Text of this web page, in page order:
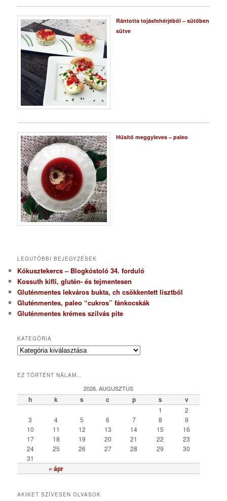
Rántotta tojásfehérjéből – sütőben
sütve
Hűsítő meggyleves – paleo
LEGUTÓBBI BEJEGYZÉSEK
Kókusztekercs – Blogkóstoló 34. forduló
Kossuth kifli, glutén- és tejmentesen
Gluténmentes lekváros bukta, ch csökkentett lisztből
Gluténmentes, paleo “cukros” fánkocskák
Gluténmentes krémes szilvás pite
KATEGÓRIA
K
e
r
EZ TÖRTÉNT NÁLAM…
2026. AUGUSZTUS
h k s c p s v
« ápr
1
2
3
4 5 6 7 8
9
10
11 12 13 14 15
16
17
18 19 20 21 22
23
24
25 26 27 28 29
30
31
AKIKET SZÍVESEN OLVASOK